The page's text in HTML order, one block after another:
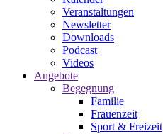
Veranstaltungen
Newsletter
Downloads
Podcast
Videos
Angebote
Begegnung
Familie
Frauenzeit
Sport & Freizeit